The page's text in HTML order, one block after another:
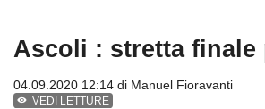
Ascoli : stretta finale
04.09.2020 12:14 di Manuel Fioravanti
VEDI LETTURE